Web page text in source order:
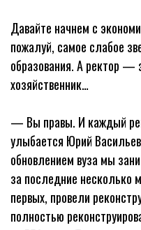
Давайте начнем с
пожалуй, самое слабое
образования. А ректор —
хозяйственник…
— Вы правы. И каждый
улыбается Юрий
обновлением вуза мы
за последние несколько
первых, провели
полностью